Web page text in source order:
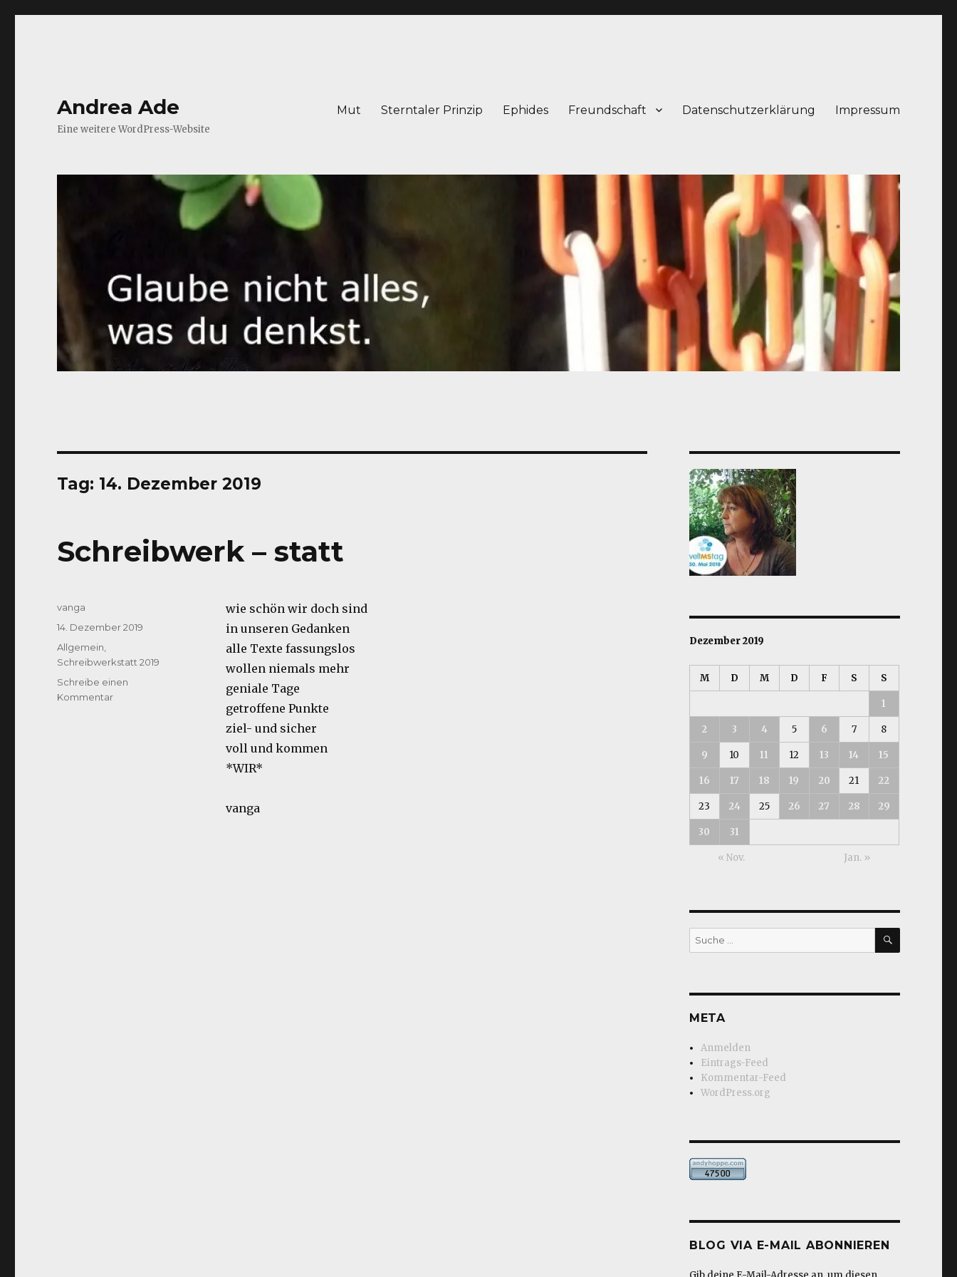
Andrea Ade
Eine weitere WordPress-Website
Mut Sterntaler Prinzip Ephides Freundschaft Datenschutzerklärung Impressum
Tag: 14. Dezember 2019
Schreibwerk – statt
wie schön wir doch sind
in unseren Gedanken
alle Texte fassungslos
wollen niemals mehr
geniale Tage
getroffene Punkte
ziel- und sicher
voll und kommen
*WIR*
vanga
Autor
vanga
Veröffentlicht
am
14. Dezember 2019
Kategorien
Allgemein
Schreibwerkstatt 2019
Schreibe einen
Kommentarzu
Dezember 2019
M D M D F S S
1
2 3 4 5 6 7 8
9 10 11 12 13 14 15
16 17 18 19 20 21 22
23 24 25 26 27 28 29
30 31
« Nov. Jan. »
Suche
nach:
SUCHEN
META
Anmelden
Eintrags-Feed
Kommentar-Feed
WordPress.org
BLOG VIA E-MAIL ABONNIEREN